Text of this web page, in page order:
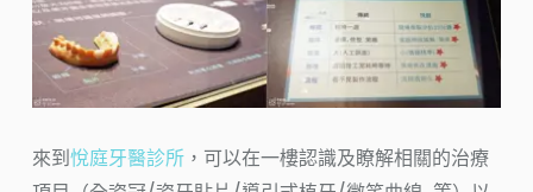
來到悅庭牙醫診所，可以在一樓認識及瞭解相關的治療